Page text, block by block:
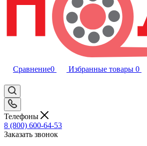
Сравнение0 Избранные товары 0
Телефоны
8 (800) 600-64-53
Заказать звонок